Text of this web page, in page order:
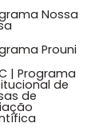
Nossa
Prouni
| Programa
de
de